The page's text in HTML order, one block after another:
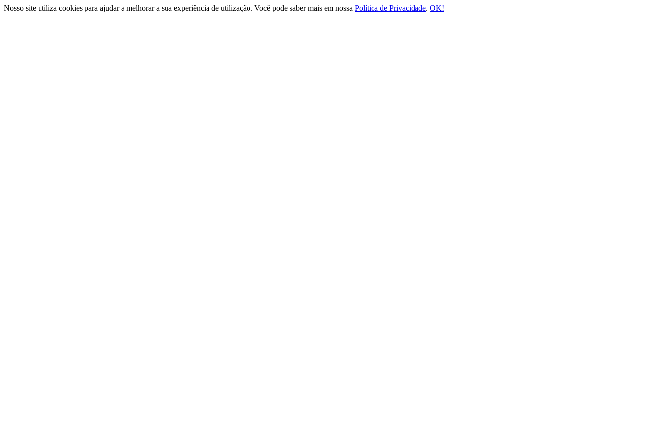
Nosso site utiliza cookies para ajudar a melhorar a sua experiência de utilização. Você pode saber mais em nossa Política de Privacidade. OK!